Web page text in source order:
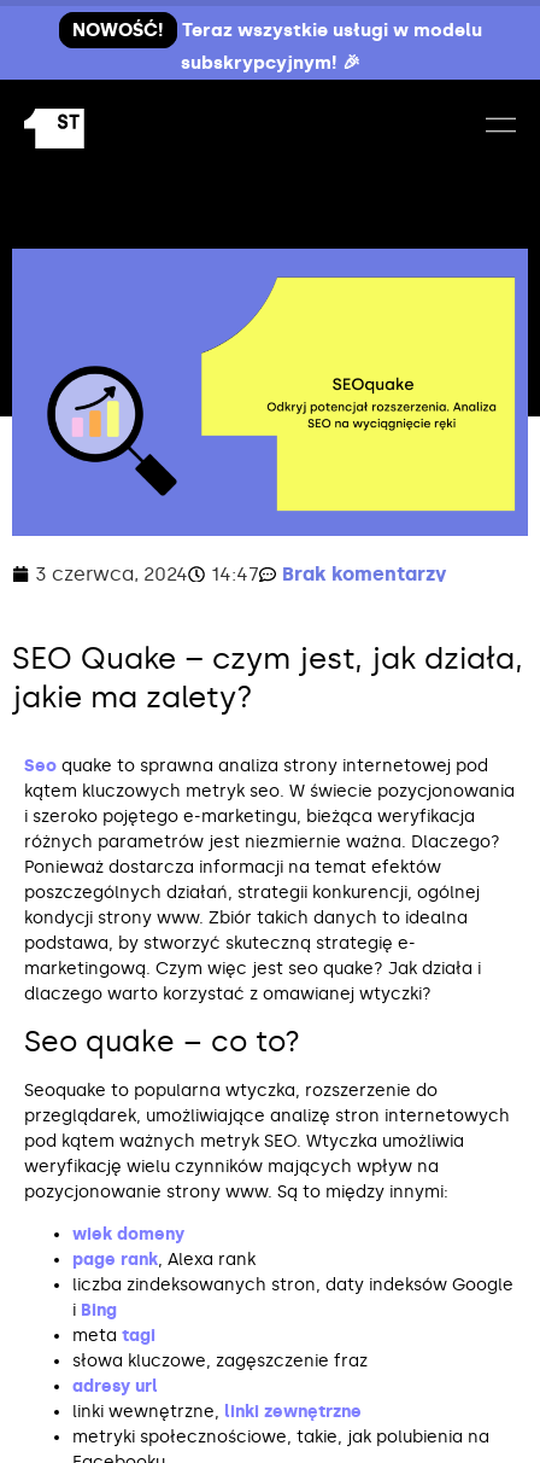
NOWOŚĆ!
Teraz wszystkie usługi w modelu
subskrypcyjnym! 🎉
3 czerwca, 2024 14:47 Brak komentarzy
SEO Quake – czym jest, jak działa,
jakie ma zalety?
Seo quake to sprawna analiza strony internetowej pod
kątem kluczowych metryk seo. W świecie pozycjonowania
i szeroko pojętego e-marketingu, bieżąca weryfikacja
różnych parametrów jest niezmiernie ważna. Dlaczego?
Ponieważ dostarcza informacji na temat efektów
poszczególnych działań, strategii konkurencji, ogólnej
kondycji strony www. Zbiór takich danych to idealna
podstawa, by stworzyć skuteczną strategię e-
marketingową. Czym więc jest seo quake? Jak działa i
dlaczego warto korzystać z omawianej wtyczki?
Seo quake – co to?
Seoquake to popularna wtyczka, rozszerzenie do
przeglądarek, umożliwiające analizę stron internetowych
pod kątem ważnych metryk SEO. Wtyczka umożliwia
weryfikację wielu czynników mających wpływ na
pozycjonowanie strony www. Są to między innymi:
wiek domeny
page rank, Alexa rank
liczba zindeksowanych stron, daty indeksów Google
i Bing
meta tagi
słowa kluczowe, zagęszczenie fraz
adresy url
linki wewnętrzne, linki zewnętrzne
metryki społecznościowe, takie, jak polubienia na